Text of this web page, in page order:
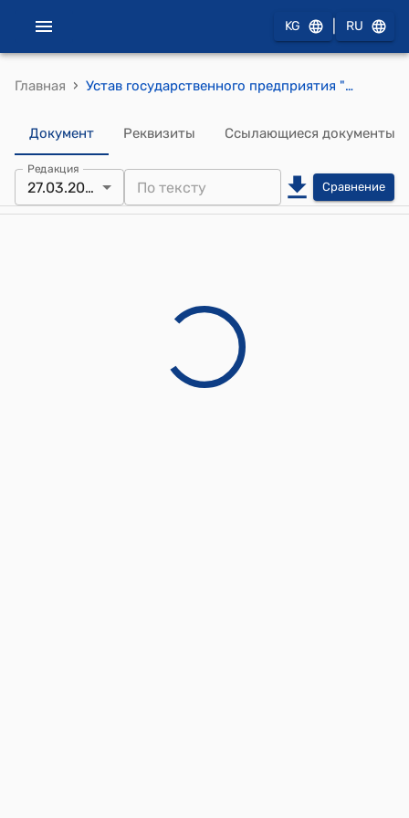
KG RU
Главная › Устав государственного предприятия "Кара-Балтинский спиртовый завод" (к постановлению Кабинета Министров Кыргызской Республики от 23 июня 2023 года № 323)
Документ Реквизиты Ссылающиеся документы
Редакция
27.03.2025 Сравнение